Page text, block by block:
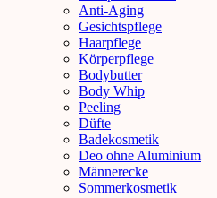
Anti-Aging
Gesichtspflege
Haarpflege
Körperpflege
Bodybutter
Body Whip
Peeling
Düfte
Badekosmetik
Deo ohne Aluminium
Männerecke
Sommerkosmetik